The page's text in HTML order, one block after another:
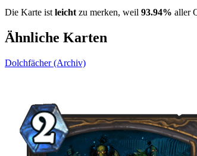
Die Karte ist leicht zu merken, weil 93.94% aller
Ähnliche Karten
Dolchfächer (Archiv)